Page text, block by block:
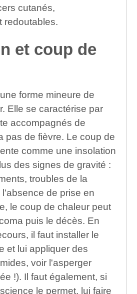
cutanés,
redoutables.
et coup de
forme mineure de
Elle se caractérise par
accompagnés de
pas de fièvre. Le coup de
comme une insolation
des signes de gravité :
troubles de la
de prise en
le coup de chaleur peut
puis le décès. En
il faut installer le
et lui appliquer des
voir l'asperger
!). Il faut également, si
le permet, lui faire